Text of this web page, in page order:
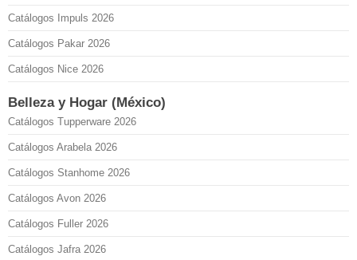
Catálogos Impuls 2026
Catálogos Pakar 2026
Catálogos Nice 2026
Belleza y Hogar (México)
Catálogos Tupperware 2026
Catálogos Arabela 2026
Catálogos Stanhome 2026
Catálogos Avon 2026
Catálogos Fuller 2026
Catálogos Jafra 2026